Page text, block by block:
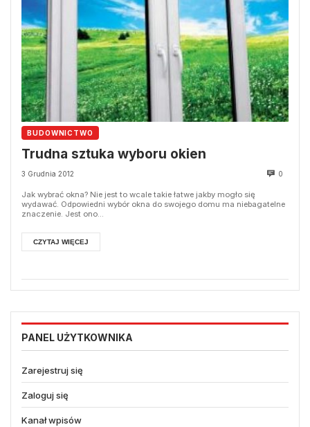
BUDOWNICTWO
Trudna sztuka wyboru okien
3 Grudnia 2012 0
Jak wybrać okna? Nie jest to wcale takie łatwe jakby mogło się
wydawać. Odpowiedni wybór okna do swojego domu ma niebagatelne
znaczenie. Jest ono...
CZYTAJ WIĘCEJ
PANEL UŻYTKOWNIKA
Zarejestruj się
Zaloguj się
Kanał wpisów